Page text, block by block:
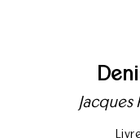
Jacques